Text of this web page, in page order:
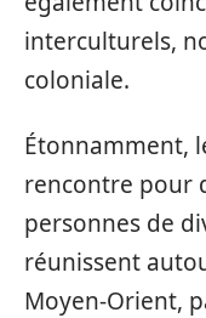
interculturels,
coloniale.
Étonnamment,
rencontre pour
personnes de
réunissent
Moyen-Orient,